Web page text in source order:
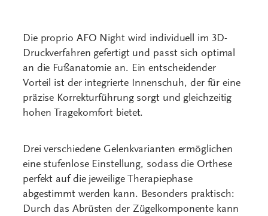
Die proprio AFO Night wird individuell im 3D-
Druckverfahren gefertigt und passt sich optimal
an die Fußanatomie an. Ein entscheidender
Vorteil ist der integrierte Innenschuh, der für eine
präzise Korrekturführung sorgt und gleichzeitig
hohen Tragekomfort bietet.
Drei verschiedene Gelenkvarianten ermöglichen
eine stufenlose Einstellung, sodass die Orthese
perfekt auf die jeweilige Therapiephase
abgestimmt werden kann. Besonders praktisch:
Durch das Abrüsten der Zügelkomponente kann